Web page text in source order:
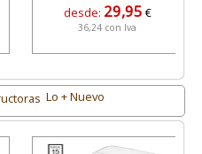
desde: 29,95 €
36,24 con Iva
Lo + Nuevo